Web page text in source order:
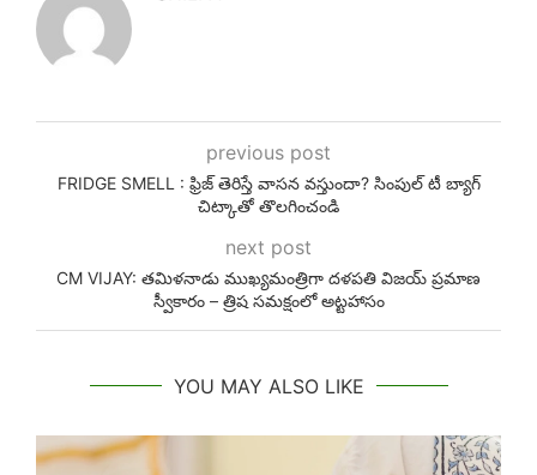
previous post
FRIDGE SMELL : ఫ్రిజ్ తెరిస్తే వాసన వస్తుందా? సింపుల్ టీ బ్యాగ్
చిట్కాతో తొలగించండి
next post
CM VIJAY: తమిళనాడు ముఖ్యమంత్రిగా దళపతి విజయ్ ప్రమాణ
స్వీకారం – త్రిష సమక్షంలో అట్టహాసం
YOU MAY ALSO LIKE